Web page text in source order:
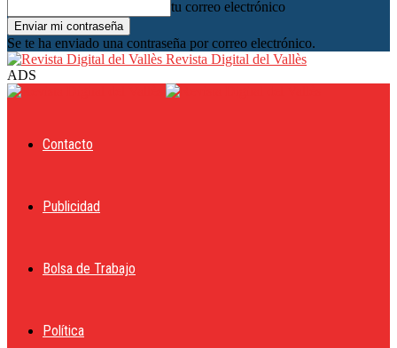
tu correo electrónico
Se te ha enviado una contraseña por correo electrónico.
Revista Digital del Vallès
ADS
Contacto
Publicidad
Bolsa de Trabajo
Política